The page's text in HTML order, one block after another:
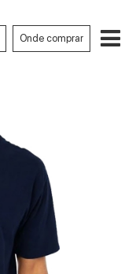
Onde comprar